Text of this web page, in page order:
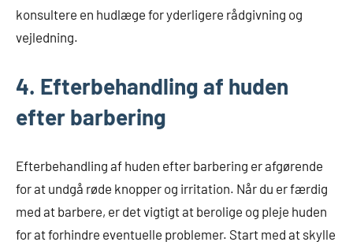
konsultere en hudlæge for yderligere rådgivning og
vejledning.
4. Efterbehandling af huden
efter barbering
Efterbehandling af huden efter barbering er afgørende
for at undgå røde knopper og irritation. Når du er færdig
med at barbere, er det vigtigt at berolige og pleje huden
for at forhindre eventuelle problemer. Start med at skylle